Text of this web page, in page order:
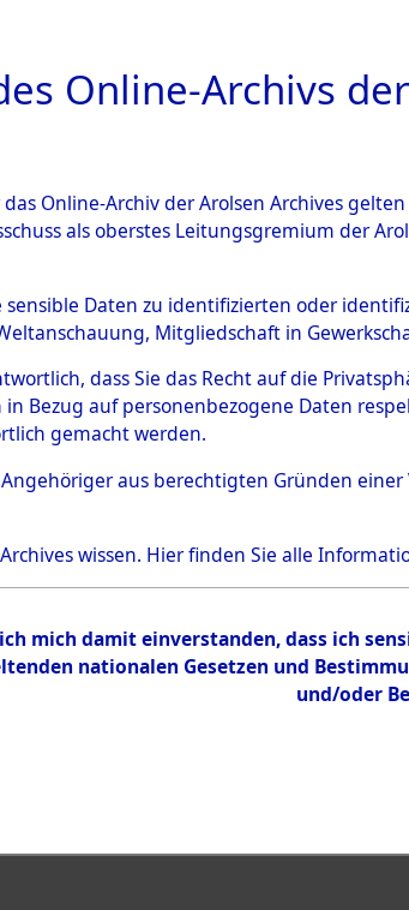
ARCHIVALE
0001
Person
Bestand
Online-Archivs
Online-Archiv der Arolsen Archives
als oberstes Leitungsgremium der
sensible Daten zu identifizierten oder
Mitgliedschaft in
dass Sie das Recht auf die
Bezug auf personenbezogene Daten
gemacht werden.
Angehöriger aus berechtigten Gründen
wissen. Hierfinden Sie alle
mich damit einverstanden, dass ich
nationalen Gesetzen und
und/oder